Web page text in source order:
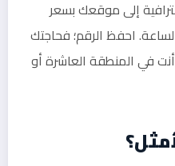
إلى موقعك بسعر
احفظ الرقم؛ فحاجتك
في المنطقة العاشرة أو